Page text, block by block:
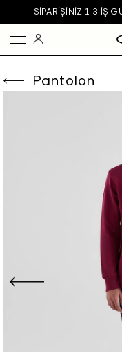
SIPARIŞINIZ 1-3 IŞ
Pantolon